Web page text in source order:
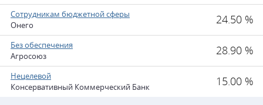
Сотрудникам бюджетной сферы
Онего
24.50 %
Без обеспечения
Агросоюз
28.90 %
Нецелевой
Консервативный Коммерческий Банк
15.00 %